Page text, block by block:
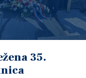
35.